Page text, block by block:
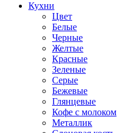
Кухни
Цвет
Белые
Черные
Желтые
Красные
Зеленые
Серые
Бежевые
Глянцевые
Кофе с молоком
Металлик